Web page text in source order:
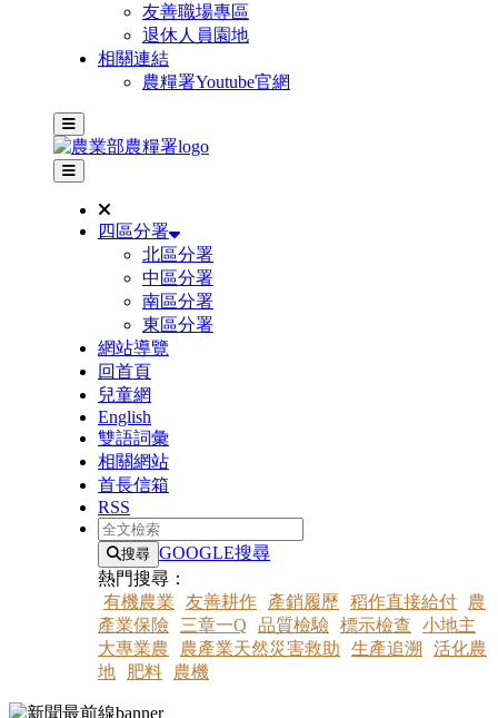
友善職場專區
退休人員園地
相關連結
農糧署Youtube官網
主選單
其他網站選單
四區分署
北區分署
中區分署
南區分署
東區分署
網站導覽
回首頁
兒童網
English
雙語詞彙
相關網站
首長信箱
RSS
全文檢索
搜尋 GOOGLE搜尋
熱門搜尋：
有機農業
友善耕作 產銷履歷 稻作直接給付
農
產業保險
三章一Q 品質檢驗 標示檢查
小地主
大專業農
農產業天然災害救助 生產追溯
活化農
地
肥料 農機